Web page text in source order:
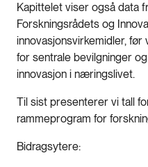
Kapittelet viser også data
Forskningsrådets og
innovasjonsvirkemidler,
for sentrale bevilgninger
innovasjon i næringslivet.
Til sist presenterer vi tall
rammeprogram for
Bidragsytere: